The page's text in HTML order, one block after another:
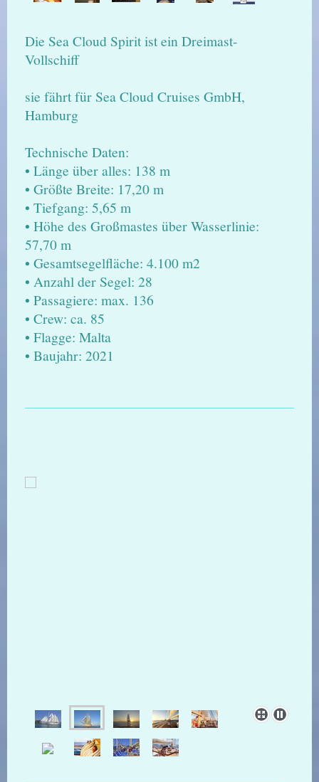
Die Sea Cloud Spirit ist ein Dreimast-
Vollschiff
sie fährt für Sea Cloud Cruises GmbH,
Hamburg
Technische Daten:
• Länge über alles: 138 m
• Größte Breite: 17,20 m
• Tiefgang: 5,65 m
• Höhe des Großmastes über Wasserlinie:
57,70 m
• Gesamtsegelfläche: 4.100 m2
• Anzahl der Segel: 28
• Passagiere: max. 136
• Crew: ca. 85
• Flagge: Malta
• Baujahr: 2021